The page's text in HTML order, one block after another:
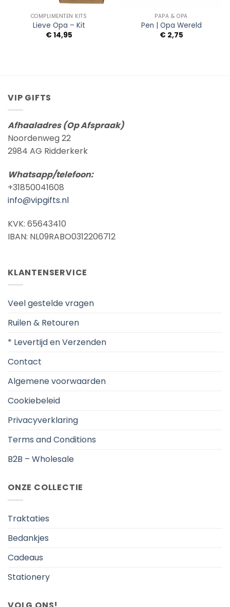
COMPLIMENTEN KITS
Lieve Opa – Kit
€14,95
PAPA & OPA
Pen | Opa Wereld
€2,75
VIP GIFTS
Afhaaladres (Op Afspraak)
Noordenweg 22
2984 AG Ridderkerk
Whatsapp/telefoon:
+31850041608
info@vipgifts.nl
KVK: 65643410
IBAN: NL09RABO0312206712
KLANTENSERVICE
Veel gestelde vragen
Ruilen & Retouren
* Levertijd en Verzenden
Contact
Algemene voorwaarden
Cookiebeleid
Privacyverklaring
Terms and Conditions
B2B – Wholesale
ONZE COLLECTIE
Traktaties
Bedankjes
Cadeaus
Stationery